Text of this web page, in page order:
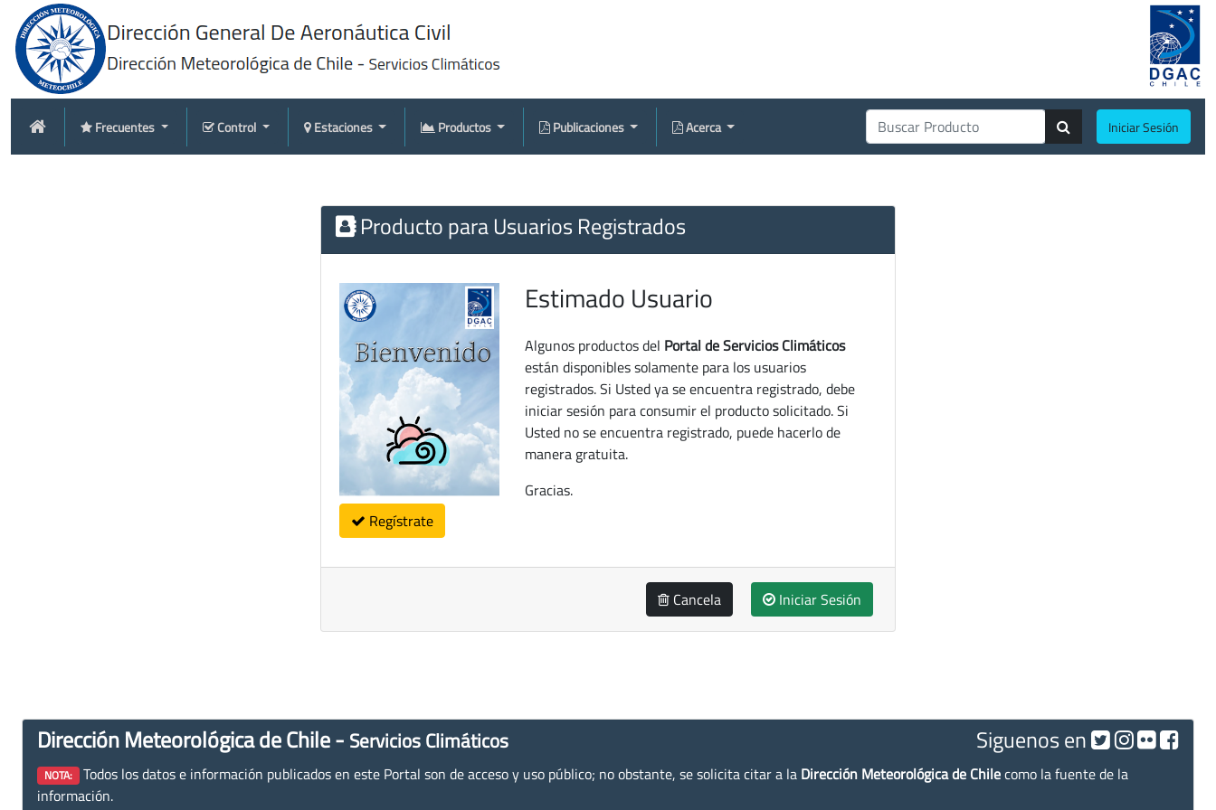
Frecuentes Control Estaciones Productos Publicaciones Acerca Iniciar Sesión
Producto para Usuarios Registrados
Regístrate
Estimado Usuario
Algunos productos del Portal de Servicios Climáticos
están disponibles solamente para los usuarios
registrados. Si Usted ya se encuentra registrado, debe
iniciar sesión para consumir el producto solicitado. Si
Usted no se encuentra registrado, puede hacerlo de
manera gratuita.
Gracias.
Cancela Iniciar Sesión
Dirección Meteorológica de Chile - Servicios Climáticos Siguenos en
NOTA: Todos los datos e información publicados en este Portal son de acceso y uso público; no obstante, se solicita citar a la Dirección Meteorológica de Chilecomo la fuente de la
información.